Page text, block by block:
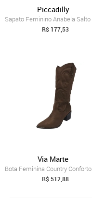
Piccadilly
R$ 177,53
Via Marte
R$ 512,88